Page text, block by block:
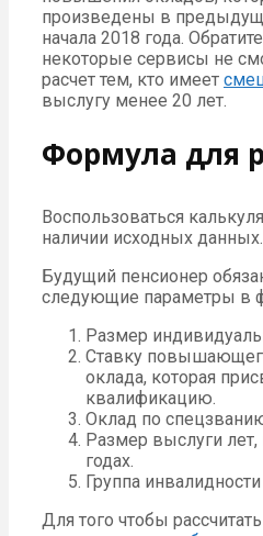
произведены в
начала 2018 года.
некоторые сервисы не
расчет тем, кто имеет
выслугу менее 20 лет.
Формула для
Воспользоваться
наличии исходных данных.
Будущий пенсионер
следующие параметры в
Размер
Ставку
оклада, которая
квалификацию.
Оклад по
Размер выслуги лет,
годах.
Группа
Для того чтобы